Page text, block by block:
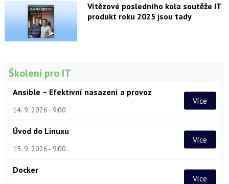
Vítězové posledního kola soutěže IT
produkt roku 2025 jsou tady
Školení pro IT
Ansible – Efektivní nasazení a provoz
14. 9. 2026 9:00
Více
Úvod do Linuxu
15. 9. 2026 9:00
Více
Docker
Více